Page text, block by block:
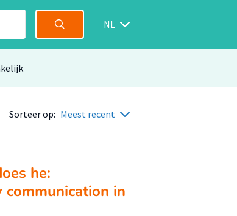
NL
Sorteer op: Meest recent
he:
in